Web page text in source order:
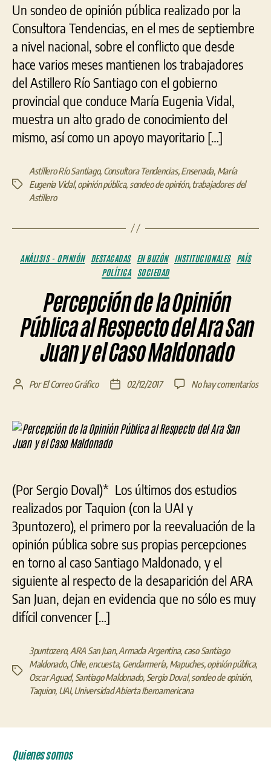
Un sondeo de opinión pública realizado por la
Consultora Tendencias, en el mes de septiembre
a nivel nacional, sobre el conflicto que desde
hace varios meses mantienen los trabajadores
del Astillero Río Santiago con el gobierno
provincial que conduce María Eugenia Vidal,
muestra un alto grado de conocimiento del
mismo, así como un apoyo mayoritario […]
Etiquetas
Astillero Río Santiago, Consultora Tendencias,Ensenada, María
Eugenia Vidal,opinión pública, sondeo de opinión,trabajadores del
Astillero
Categorías
ANÁLISIS - OPINIÓN DESTACADAS EN BUZÓN INSTITUCIONALES
PAÍS
POLÍTICA
SOCIEDAD
Percepción de la Opinión
Pública al Respecto del Ara San
Juan y el Caso Maldonado
Autor
entrada
PorEl Correo Gráfico
Fecha
entrada
02/12/2017 No hay comentariosen
(Por Sergio Doval)* Los últimos dos estudios
realizados por Taquion (con la UAI y
3puntozero), el primero por la reevaluación de la
opinión pública sobre sus propias percepciones
en torno al caso Santiago Maldonado, y el
siguiente al respecto de la desaparición del ARA
San Juan, dejan en evidencia que no sólo es muy
difícil convencer […]
Etiquetas
3puntozero, ARA San Juan,Armada Argentina, caso Santiago
Maldonado,Chile,encuesta, Gendarmería, Mapuches,opinión pública,
Oscar Aguad, Santiago Maldonado, Sergio Doval,sondeo de opinión,
Taquion, UAI,Universidad Abierta Iberoamericana
Quienes somos